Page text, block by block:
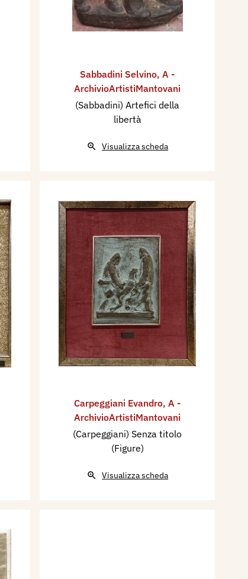
Sabbadini Selvino, A -
ArchivioArtistiMantovani
(Sabbadini) Artefici della
libertà
Visualizza scheda
Carpeggiani Evandro, A -
ArchivioArtistiMantovani
(Carpeggiani) Senza titolo
(Figure)
Visualizza scheda